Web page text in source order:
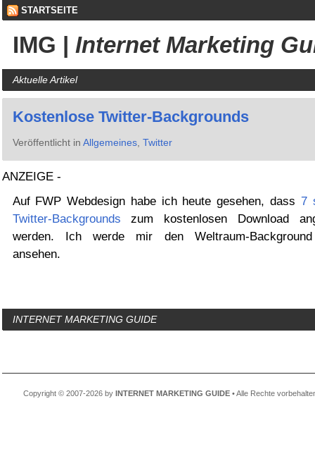
STARTSEITE
IMG | Internet Marketing
Aktuelle Artikel
Kostenlose Twitter-Backgrounds
Veröffentlicht in Allgemeines, Twitter
ANZEIGE -
Auf FWP Webdesign habe ich heute gesehen, dass 7
Twitter-Backgrounds zum kostenlosen Download
werden. Ich werde mir den Weltraum-
ansehen.
INTERNET MARKETING GUIDE
Copyright © 2007-2026 by INTERNET MARKETING GUIDE• Alle Rechte